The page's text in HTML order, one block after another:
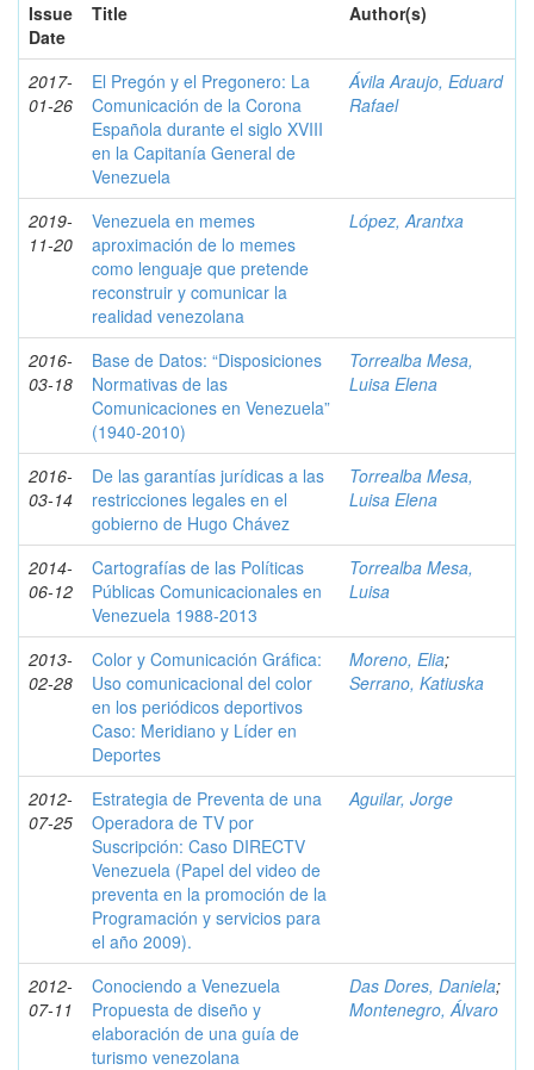
Issue
Date
Title Author(s)
2017-
01-26
El Pregón y el Pregonero: La
Comunicación de la Corona
Española durante el siglo XVIII
en la Capitanía General de
Venezuela
Ávila Araujo, Eduard
Rafael
2019-
11-20
Venezuela en memes
aproximación de lo memes
como lenguaje que pretende
reconstruir y comunicar la
realidad venezolana
López, Arantxa
2016-
03-18
Base de Datos: “Disposiciones
Normativas de las
Comunicaciones en Venezuela”
(1940-2010)
Torrealba Mesa,
Luisa Elena
2016-
03-14
De las garantías jurídicas a las
restricciones legales en el
gobierno de Hugo Chávez
Torrealba Mesa,
Luisa Elena
2014-
06-12
Cartografías de las Políticas
Públicas Comunicacionales en
Venezuela 1988-2013
Torrealba Mesa,
Luisa
2013-
02-28
Color y Comunicación Gráfica:
Uso comunicacional del color
en los periódicos deportivos
Caso: Meridiano y Líder en
Deportes
Moreno, Elia;
Serrano, Katiuska
2012-
07-25
Estrategia de Preventa de una
Operadora de TV por
Suscripción: Caso DIRECTV
Venezuela (Papel del video de
preventa en la promoción de la
Programación y servicios para
el año 2009).
Aguilar, Jorge
2012-
07-11
Conociendo a Venezuela
Propuesta de diseño y
elaboración de una guía de
turismo venezolana
Das Dores, Daniela;
Montenegro, Álvaro